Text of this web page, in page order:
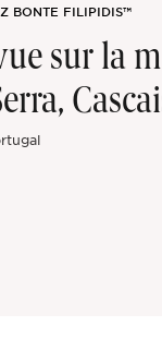
BONTE FILIPIDIS™
sur la